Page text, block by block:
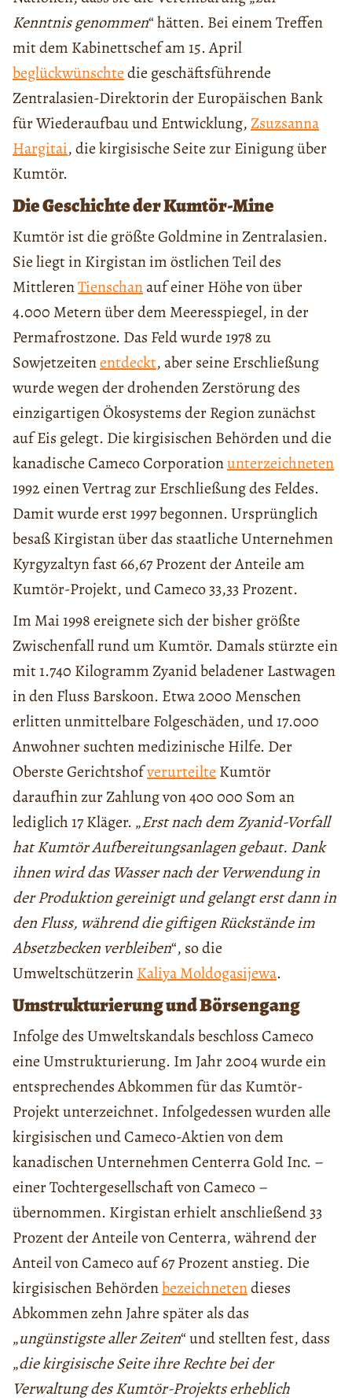
Kenntnis genommen“ hätten. Bei einem Treffen
mit dem Kabinettschef am 15. April
beglückwünschtedie geschäftsführende
Zentralasien-Direktorin der Europäischen Bank
für Wiederaufbau und Entwicklung,Zsuzsanna
Hargitai, die kirgisische Seite zur Einigung über
Kumtör.
Die Geschichte der Kumtör-Mine
Kumtör ist die größte Goldmine in Zentralasien.
Sie liegt in Kirgistan im östlichen Teil des
MittlerenTienschanauf einer Höhe von über
4.000 Metern über dem Meeresspiegel, in der
Permafrostzone. Das Feld wurde 1978 zu
Sowjetzeitenentdeckt, aber seine Erschließung
wurde wegen der drohenden Zerstörung des
einzigartigen Ökosystems der Region zunächst
auf Eis gelegt. Die kirgisischen Behörden und die
kanadische Cameco Corporationunterzeichneten
1992 einen Vertrag zur Erschließung des Feldes.
Damit wurde erst 1997 begonnen. Ursprünglich
besaß Kirgistan über das staatliche Unternehmen
Kyrgyzaltyn fast 66,67 Prozent der Anteile am
Kumtör-Projekt, und Cameco 33,33 Prozent.
Im Mai 1998 ereignete sich der bisher größte
Zwischenfall rund um Kumtör. Damals stürzte ein
mit 1.740 Kilogramm Zyanid beladener Lastwagen
in den Fluss Barskoon. Etwa 2000 Menschen
erlitten unmittelbare Folgeschäden, und 17.000
Anwohner suchten medizinische Hilfe. Der
Oberste Gerichtshofverurteilte Kumtör
daraufhin zur Zahlung von 400 000 Som an
lediglich 17 Kläger. „Erst nach dem Zyanid-Vorfall
hat Kumtör Aufbereitungsanlagen gebaut. Dank
ihnen wird das Wasser nach der Verwendung in
der Produktion gereinigt und gelangt erst dann in
den Fluss, während die giftigen Rückstände im
Absetzbecken verbleiben“, so die
UmweltschützerinKaliya Moldogasijewa.
Umstrukturierung und Börsengang
Infolge des Umweltskandals beschloss Cameco
eine Umstrukturierung. Im Jahr 2004 wurde ein
entsprechendes Abkommen für das Kumtör-
Projekt unterzeichnet. Infolgedessen wurden alle
kirgisischen und Cameco-Aktien von dem
kanadischen Unternehmen Centerra Gold Inc. –
einer Tochtergesellschaft von Cameco –
übernommen. Kirgistan erhielt anschließend 33
Prozent der Anteile von Centerra, während der
Anteil von Cameco auf 67 Prozent anstieg. Die
kirgisischen Behördenbezeichnetendieses
Abkommen zehn Jahre später als das
„ungünstigste aller Zeiten“ und stellten fest, dass
„die kirgisische Seite ihre Rechte bei der
Verwaltung des Kumtör-Projekts erheblich